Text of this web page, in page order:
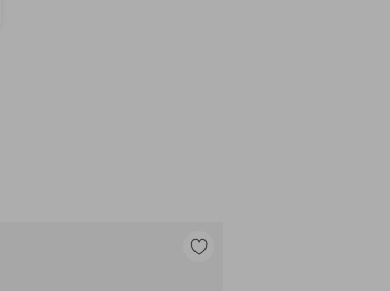
Toevoegen